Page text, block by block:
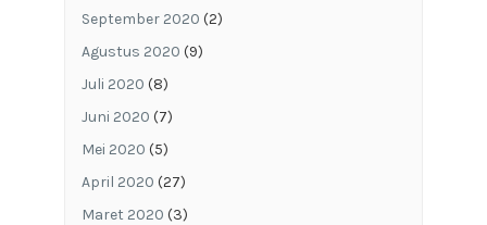
September 2020 (2)
Agustus 2020 (9)
Juli 2020 (8)
Juni 2020 (7)
Mei 2020 (5)
April 2020 (27)
Maret 2020 (3)